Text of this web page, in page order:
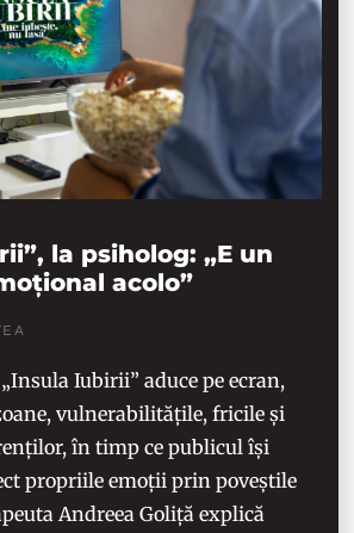
la psiholog: „E un
acolo”
Iubirii” aduce pe ecran,
vulnerabilitățile, fricile și
în timp ce publicul își
propriile emoții prin poveștile
Andreea Goliță explică